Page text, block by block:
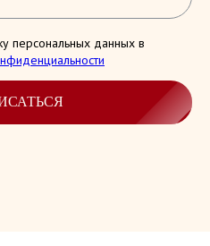
персональных данных в